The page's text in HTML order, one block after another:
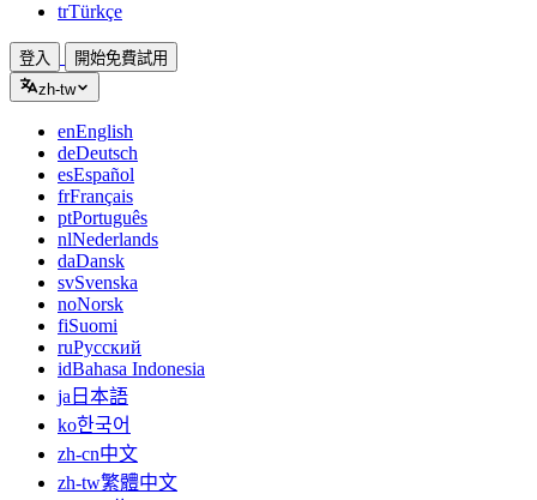
trTürkçe
登入
開始免費試用
zh-tw
enEnglish
deDeutsch
esEspañol
frFrançais
ptPortuguês
nlNederlands
daDansk
svSvenska
noNorsk
fiSuomi
ruРусский
idBahasa Indonesia
ja 日本語
ko한국어
zh-cn中文
zh-tw繁體中文